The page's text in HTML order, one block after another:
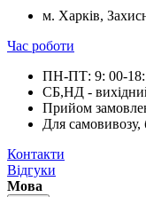
м. Харків,
Час роботи
ПН-ПТ: 9: 00-18:
СБ,НД -
Прийом
Для самовивозу,
Контакти
Відгуки
Мова